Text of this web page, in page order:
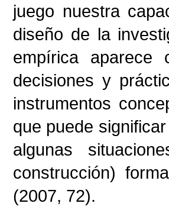
juego nuestra
diseño de la
empírica aparece
decisiones y
instrumentos
que puede
algunas
construcción)
(2007, 72).